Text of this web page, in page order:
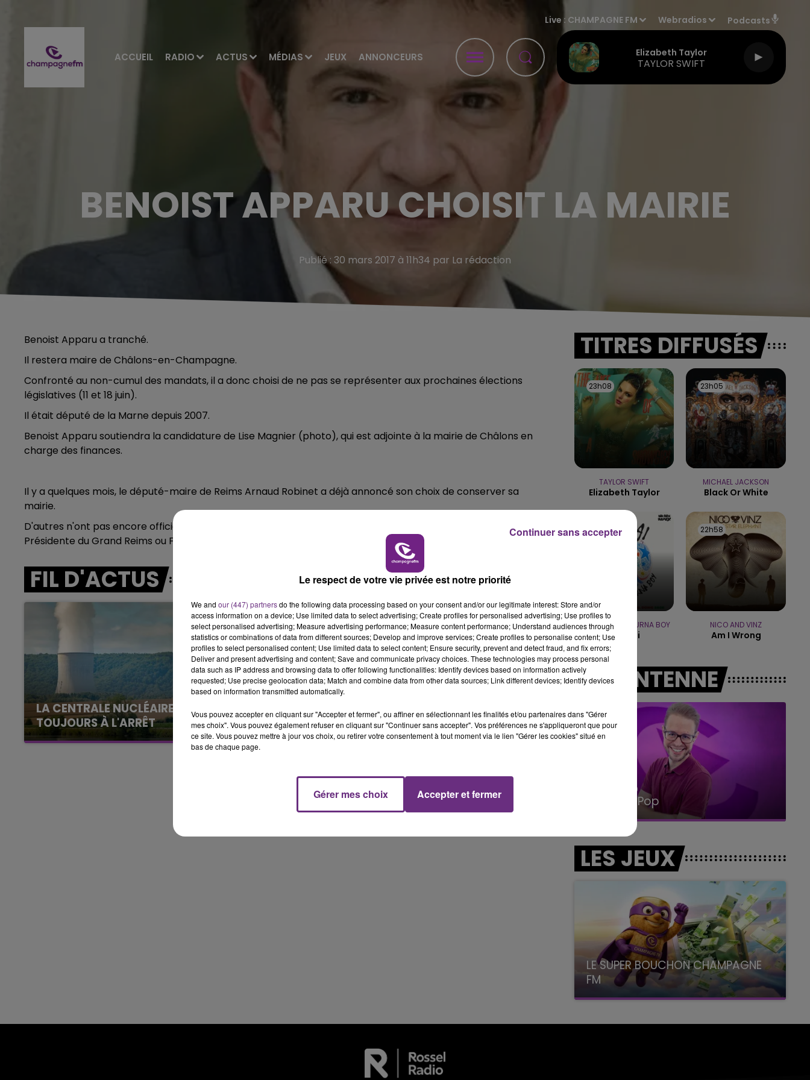
ACCUEIL RADIO ACTUS MÉDIAS JEUX ANNONCEURS
Live : CHAMPAGNE FM Webradios Podcasts
Elizabeth Taylor
TAYLOR SWIFT
LE BEST OF DE LA FAMILLE
10h00 - 14h00
LE TICKET DE CAISSE
BENOIST APPARU CHOISIT LA MAIRIE
Publié : 30 mars 2017 à 11h34 par La rédaction
Benoist Apparu a tranché.
Il restera maire de Châlons-en-Champagne.
Confronté au non-cumul des mandats, il a donc choisi de ne pas se représenter aux prochaines élections
législatives (11 et 18 juin).
Il était député de la Marne depuis 2007.
Benoist Apparu soutiendra la candidature de Lise Magnier (photo), qui est adjointe à la mairie de Châlons en
charge des finances.
Il y a quelques mois, le député-maire de Reims Arnaud Robinet a déjà annoncé son choix de conserver sa
mairie.
D'autres n'ont pas encore officialisé leur décision comme Catherine Vautrin, députée de la Marne et
Présidente du Grand Reims ou François Baroin, sénateur-maire de Troyes.
FIL D'ACTUS
LA CENTRALE NUCLÉAIRE DE CHOOZ
TOUJOURS À L'ARRÊT
Cela fait déjà une semaine que la centrale
nucléaire ardennaise est à l'arrêt. Une situation
LE MAGASIN JOUÉCLUB DE REIMS FERME
SES PORTES
C'était l'une des institutions du centre-ville
TITRES DIFFUSÉS
23h08
23h08
TAYLOR SWIFT
Elizabeth Taylor
23h05
23h05
MICHAEL JACKSON
Black Or White
23h01
23h01
SHAKIRA FEAT. BURNA BOY
Dai Dai
22h58
22h58
NICO AND VINZ
Am I Wrong
A L'ANTENNE
10h00 - 14h00
LE TICKET DE CAISSE
14h00 - 15h00
La Radio Pop
LES JEUX
LE SUPER BOUCHON CHAMPAGNE
FM
avec La Famille Champagne FM, à 8H10
Le respect de votre vie privée est notre priorité
We and our (447) partnersdo the following data processing based on your consent and/or our legitimate interest: Store and/or
access information on a device; Use limited data to select advertising; Create profiles for personalised advertising; Use profiles to
select personalised advertising; Measure advertising performance; Measure content performance; Understand audiences through
statistics or combinations of data from different sources; Develop and improve services; Create profiles to personalise content; Use
profiles to select personalised content; Use limited data to select content; Ensure security, prevent and detect fraud, and fix errors;
Deliver and present advertising and content; Save and communicate privacy choices. These technologies may process personal
data such as IP address and browsing data to offer following functionalities: Identify devices based on information actively
requested; Use precise geolocation data; Match and combine data from other data sources; Link different devices; Identify devices
based on information transmitted automatically.
Vous pouvez accepter en cliquant sur "Accepter et fermer", ou affiner en sélectionnant les finalités et/ou partenaires dans "Gérer
mes choix". Vous pouvez également refuser en cliquant sur "Continuer sans accepter". Vos préférences ne s'appliqueront que pour
ce site. Vous pouvez mettre à jour vos choix, ou retirer votre consentement à tout moment via le lien "Gérer les cookies" situé en
bas de chaque page.
Gérer mes choix Accepter et fermer
Continuer sans accepter